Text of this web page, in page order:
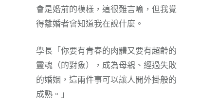
會是婚前的模樣，這很難言喻，但我覺
得離婚者會知道我在說什麼。
學長「你要有青春的肉體又要有超齡的
靈魂（的對象），成為母親、經過失敗
的婚姻，這兩件事可以讓人開外掛般的
成熟。」